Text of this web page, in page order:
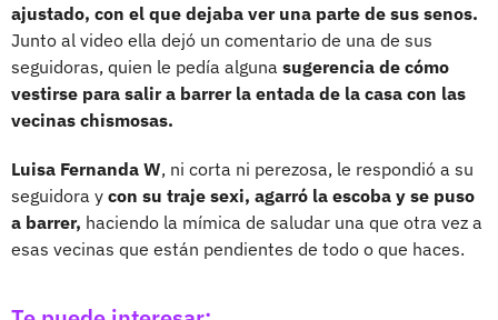
ajustado, con el que dejaba ver una parte de sus senos.
Junto al video ella dejó un comentario de una de sus
seguidoras, quien le pedía alguna sugerencia de cómo
vestirse para salir a barrer la entada de la casa con las
vecinas chismosas.
Luisa Fernanda W, ni corta ni perezosa, le respondió a su
seguidora y con su traje sexi, agarró la escoba y se puso
a barrer, haciendo la mímica de saludar una que otra vez a
esas vecinas que están pendientes de todo o que haces.